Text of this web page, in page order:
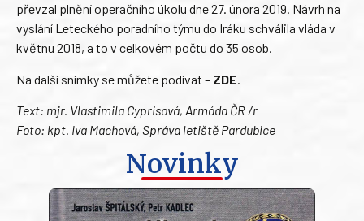
převzal plnění operačního úkolu dne 27. února 2019. Návrh na
vyslání Leteckého poradního týmu do Iráku schválila vláda v
květnu 2018, a to v celkovém počtu do 35 osob.
Na další snímky se můžete podívat – ZDE
Text: mjr. Vlastimila Cyprisová, Armáda ČR /r
Foto: kpt. Iva Machová, Správa letiště Pardubice
Novinky